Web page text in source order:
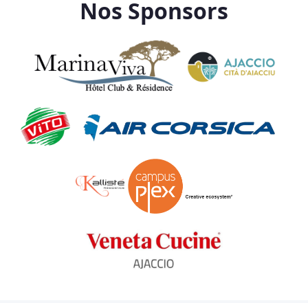
Nos Sponsors